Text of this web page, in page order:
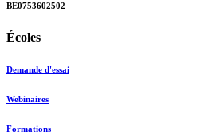
BE0753602502
Écoles
Demande d'essai
Webinaires
Formations